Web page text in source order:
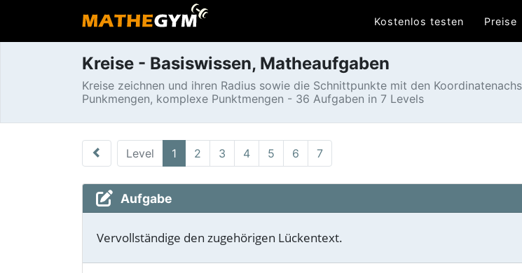
Kostenlos testen Preise
Kreise - Basiswissen, Matheaufgaben
Kreise zeichnen und ihren Radius sowie die Schnittpunkte mit den
Punkmengen, komplexe Punktmengen - 36 Aufgaben in 7 Levels
Level 1 2 3 4 5 6 7
Aufgabe
Vervollständige den zugehörigen Lückentext.